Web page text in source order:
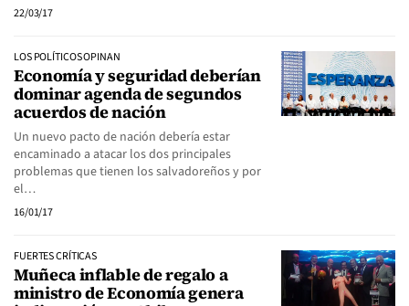
22/03/17
LOS POLÍTICOS OPINAN
Economía y seguridad deberían
dominar agenda de segundos
acuerdos de nación
Un nuevo pacto de nación debería estar
encaminado a atacar los dos principales
problemas que tienen los salvadoreños y por
el…
16/01/17
FUERTES CRÍTICAS
Muñeca inflable de regalo a
ministro de Economía genera